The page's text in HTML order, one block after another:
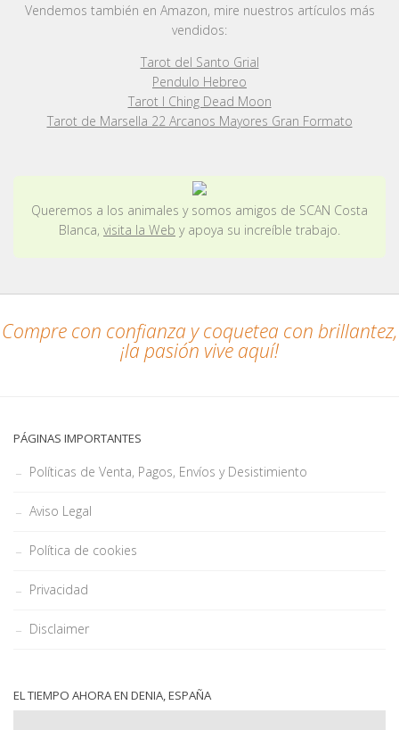
Vendemos también en Amazon, mire nuestros artículos más
vendidos:
Tarot del Santo Grial
Pendulo Hebreo
Tarot I Ching Dead Moon
Tarot de Marsella 22 Arcanos Mayores Gran Formato
Queremos a los animales y somos amigos de SCAN Costa
Blanca, visita la Web y apoya su increíble trabajo.
Compre con confianza y coquetea con brillantez,
¡la pasión vive aquí!
PÁGINAS IMPORTANTES
Políticas de Venta, Pagos, Envíos y Desistimiento
Aviso Legal
Política de cookies
Privacidad
Disclaimer
EL TIEMPO AHORA EN DENIA, ESPAÑA